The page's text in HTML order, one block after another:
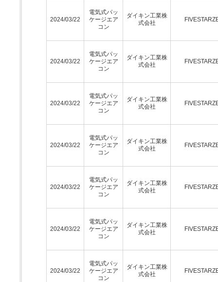
2024/03/22
電気式パッ
ケージエア
コン
ダイキン工業株
式会社
2024/03/22
電気式パッ
ケージエア
コン
ダイキン工業株
式会社
2024/03/22
電気式パッ
ケージエア
コン
ダイキン工業株
式会社
2024/03/22
電気式パッ
ケージエア
コン
ダイキン工業株
式会社
2024/03/22
電気式パッ
ケージエア
コン
ダイキン工業株
式会社
2024/03/22
電気式パッ
ケージエア
コン
ダイキン工業株
式会社
2024/03/22
電気式パッ
ケージエア
コン
ダイキン工業株
式会社